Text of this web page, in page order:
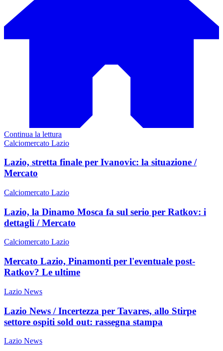
Continua la lettura
Calciomercato Lazio
Lazio, stretta finale per Ivanovic: la situazione /
Mercato
Calciomercato Lazio
Lazio, la Dinamo Mosca fa sul serio per Ratkov: i
dettagli / Mercato
Calciomercato Lazio
Mercato Lazio, Pinamonti per l'eventuale post-
Ratkov? Le ultime
Lazio News
Lazio News / Incertezza per Tavares, allo Stirpe
settore ospiti sold out: rassegna stampa
Lazio News